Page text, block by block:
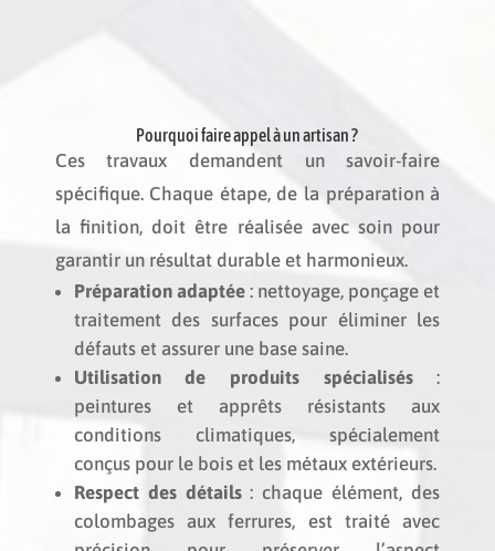
Pourquoi faire appel à un artisan ?
Ces travaux demandent un savoir-faire
spécifique. Chaque étape, de la préparation à
la finition, doit être réalisée avec soin pour
garantir un résultat durable et harmonieux.
Préparation adaptée: nettoyage, ponçage et
traitement des surfaces pour éliminer les
défauts et assurer une base saine.
Utilisation de produits spécialisés:
peintures et apprêts résistants aux
conditions climatiques, spécialement
conçus pour le bois et les métaux extérieurs.
Respect des détails: chaque élément, des
colombages aux ferrures, est traité avec